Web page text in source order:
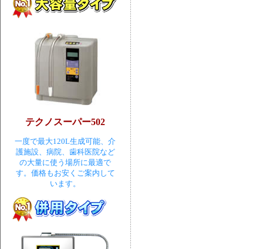
テクノスーパー502
一度で最大120L生成可能、介
護施設、病院、歯科医院など
の大量に使う場所に最適で
す。価格もお安くご案内して
います。